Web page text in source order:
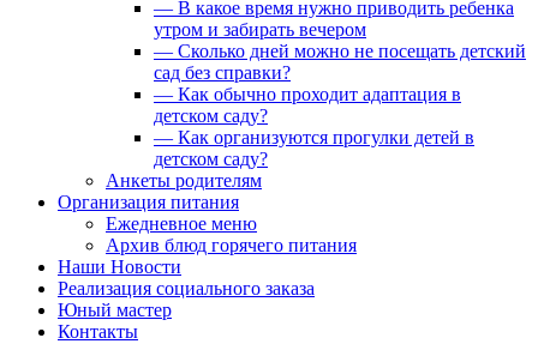
— В какое время нужно приводить ребенка
утром и забирать вечером
— Сколько дней можно не посещать детский
сад без справки?
— Как обычно проходит адаптация в
детском саду?
— Как организуются прогулки детей в
детском саду?
Анкеты родителям
Организация питания
Ежедневное меню
Архив блюд горячего питания
Наши Новости
Реализация социального заказа
Юный мастер
Контакты